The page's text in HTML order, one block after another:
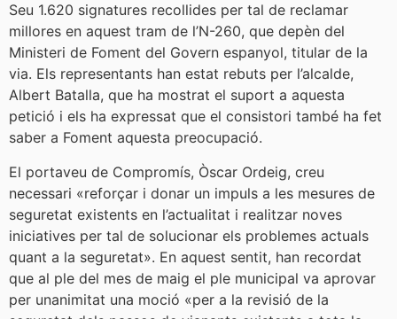
Seu 1.620 signatures recollides per tal de reclamar
millores en aquest tram de l’N-260, que depèn del
Ministeri de Foment del Govern espanyol, titular de la
via. Els representants han estat rebuts per l’alcalde,
Albert Batalla, que ha mostrat el suport a aquesta
petició i els ha expressat que el consistori també ha fet
saber a Foment aquesta preocupació.
El portaveu de Compromís, Òscar Ordeig, creu
necessari «reforçar i donar un impuls a les mesures de
seguretat existents en l’actualitat i realitzar noves
iniciatives per tal de solucionar els problemes actuals
quant a la seguretat». En aquest sentit, han recordat
que al ple del mes de maig el ple municipal va aprovar
per unanimitat una moció «per a la revisió de la